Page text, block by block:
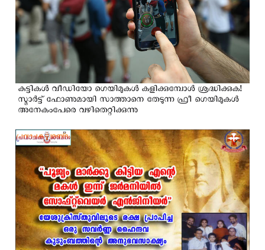
കുട്ടികൾ വീഡിയോ ഗെയിമുകൾ കളിക്കുമ്പോൾ ശ്രദ്ധിക്കുക!
സ്മാര്‍ട്ട് ഫോണുമായി സാത്താനെ തേടുന്ന ഫ്രീ ഗെയിമുകൾ
അനേകംപേരെ വഴിതെറ്റിക്കുന്നു